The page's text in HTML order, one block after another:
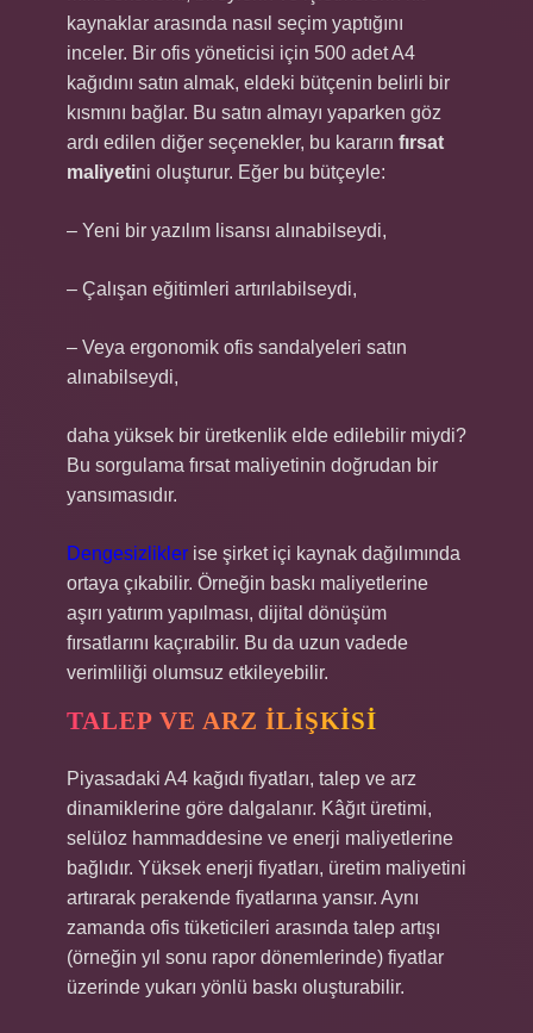
kaynaklar arasında nasıl seçim yaptığını
inceler. Bir ofis yöneticisi için 500 adet A4
kağıdını satın almak, eldeki bütçenin belirli bir
kısmını bağlar. Bu satın almayı yaparken göz
ardı edilen diğer seçenekler, bu kararın fırsat
maliyetini oluşturur. Eğer bu bütçeyle:
– Yeni bir yazılım lisansı alınabilseydi,
– Çalışan eğitimleri artırılabilseydi,
– Veya ergonomik ofis sandalyeleri satın
alınabilseydi,
daha yüksek bir üretkenlik elde edilebilir miydi?
Bu sorgulama fırsat maliyetinin doğrudan bir
yansımasıdır.
Dengesizlikler ise şirket içi kaynak dağılımında
ortaya çıkabilir. Örneğin baskı maliyetlerine
aşırı yatırım yapılması, dijital dönüşüm
fırsatlarını kaçırabilir. Bu da uzun vadede
verimliliği olumsuz etkileyebilir.
TALEP VE ARZ İLIŞKISI
Piyasadaki A4 kağıdı fiyatları, talep ve arz
dinamiklerine göre dalgalanır. Kâğıt üretimi,
selüloz hammaddesine ve enerji maliyetlerine
bağlıdır. Yüksek enerji fiyatları, üretim maliyetini
artırarak perakende fiyatlarına yansır. Aynı
zamanda ofis tüketicileri arasında talep artışı
(örneğin yıl sonu rapor dönemlerinde) fiyatlar
üzerinde yukarı yönlü baskı oluşturabilir.